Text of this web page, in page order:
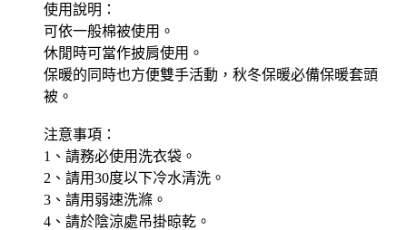
使用說明：
可依一般棉被使用。
休閒時可當作披肩使用。
保暖的同時也方便雙手活動，秋冬保暖必備保暖套頭
被。
注意事項：
1、請務必使用洗衣袋。
2、請用30度以下冷水清洗。
3、請用弱速洗滌。
4、請於陰涼處吊掛晾乾。